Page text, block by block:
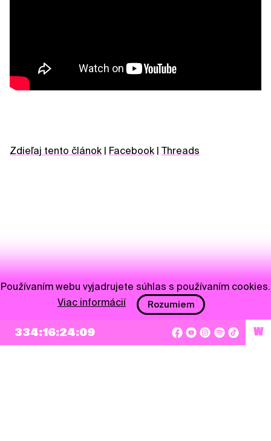
Zdieľaj tento článok Facebook Threads
NEWSLETTER
334:16:24:09 W
Používaním webu vyjadrujete súhlas s používaním cookies.
Viac informácií
Rozumiem